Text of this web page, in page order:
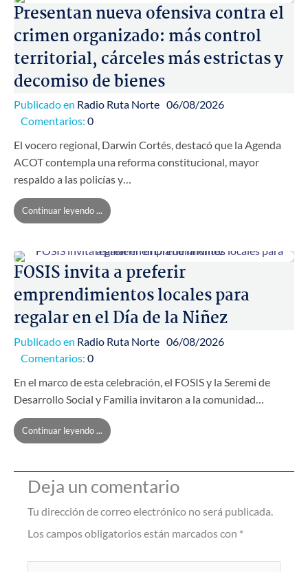
Presentan nueva ofensiva contra el
crimen organizado: más control
territorial, cárceles más estrictas y
decomiso de bienes
Publicado en Radio Ruta Norte 06/08/2026
Comentarios: 0
El vocero regional, Darwin Cortés, destacó que la Agenda
ACOT contempla una reforma constitucional, mayor
respaldo a las policías y…
Continuar leyendo ...
FOSIS invita a preferir
emprendimientos locales para
regalar en el Día de la Niñez
Publicado en Radio Ruta Norte 06/08/2026
Comentarios: 0
En el marco de esta celebración, el FOSIS y la Seremi de
Desarrollo Social y Familia invitaron a la comunidad…
Continuar leyendo ...
Deja un comentario
Tu dirección de correo electrónico no será publicada.
Los campos obligatorios están marcados con *